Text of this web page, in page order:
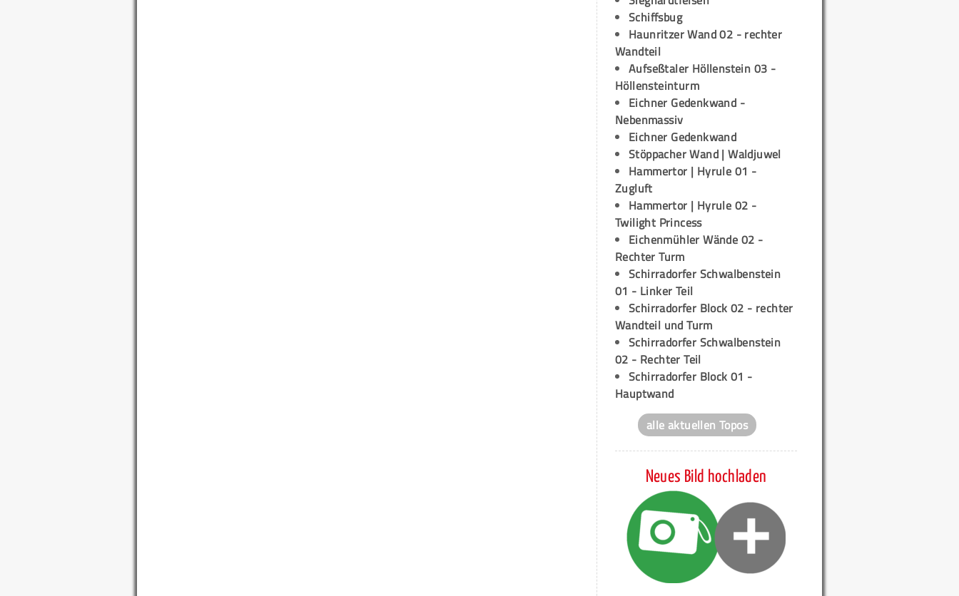
Schiffsbug
Haunritzer Wand 02 - rechter
Wandteil
Aufseßtaler Höllenstein 03 -
Höllensteinturm
Eichner Gedenkwand -
Nebenmassiv
Eichner Gedenkwand
Stöppacher Wand | Waldjuwel
Hammertor | Hyrule 01 -
Zugluft
Hammertor | Hyrule 02 -
Twilight Princess
Eichenmühler Wände 02 -
Rechter Turm
Schirradorfer Schwalbenstein
01 - Linker Teil
Schirradorfer Block 02 - rechter
Wandteil und Turm
Schirradorfer Schwalbenstein
02 - Rechter Teil
Schirradorfer Block 01 -
Hauptwand
alle aktuellen Topos
Neues Bild hochladen